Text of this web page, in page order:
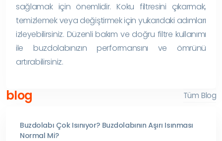
sağlamak için önemlidir. Koku filtresini çıkarmak,
temizlemek veya değiştirmek için yukarıdaki adımları
izleyebilirsiniz. Düzenli bakım ve doğru filtre kullanımı
ile buzdolabınızın performansını ve ömrünü
artırabilirsiniz.
blog Tüm Blog
Buzdolabı Çok Isınıyor? Buzdolabının Aşırı Isınması
Normal Mi?